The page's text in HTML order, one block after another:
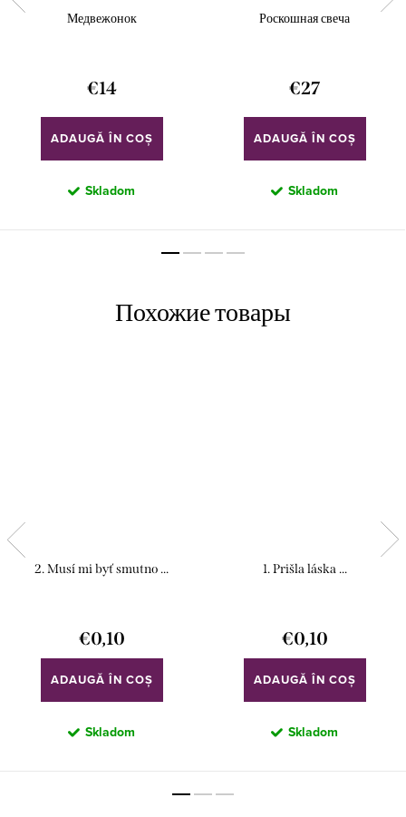
Медвежонок
€14
ADAUGĂ ÎN COŞ
Skladom
Роскошная свеча
€27
ADAUGĂ ÎN COŞ
Skladom
2. Musí mi byť smutno ...
€0,10
ADAUGĂ ÎN COŞ
Skladom
1. Prišla láska ...
€0,10
ADAUGĂ ÎN COŞ
Skladom